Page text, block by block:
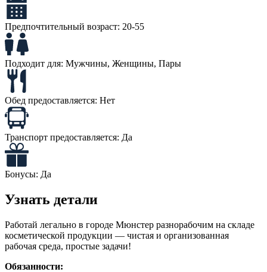
Предпочтительный возраст: 20-55
Подходит для: Мужчины, Женщины, Пары
Обед предоставляется: Нет
Транспорт предоставляется: Да
Бонусы: Да
Узнать детали
Работай легально в городе Мюнстер разнорабочим на складе
косметической продукции — чистая и организованная
рабочая среда, простые задачи!
Обязанности: